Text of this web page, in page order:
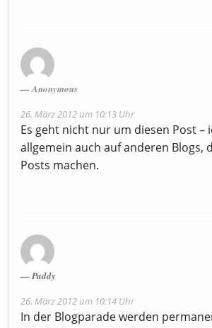
Anonymous
26. März 2012 um 10:13 Uhr
Es geht nicht nur um diesen Post –
allgemein auch auf anderen Blogs,
Posts machen.
Paddy
26. März 2012 um 10:14 Uhr
In der Blogparade werden